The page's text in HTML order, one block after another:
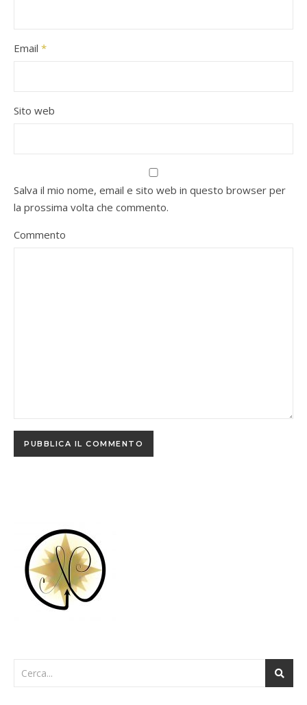
Email *
Sito web
Salva il mio nome, email e sito web in questo browser per
la prossima volta che commento.
Commento